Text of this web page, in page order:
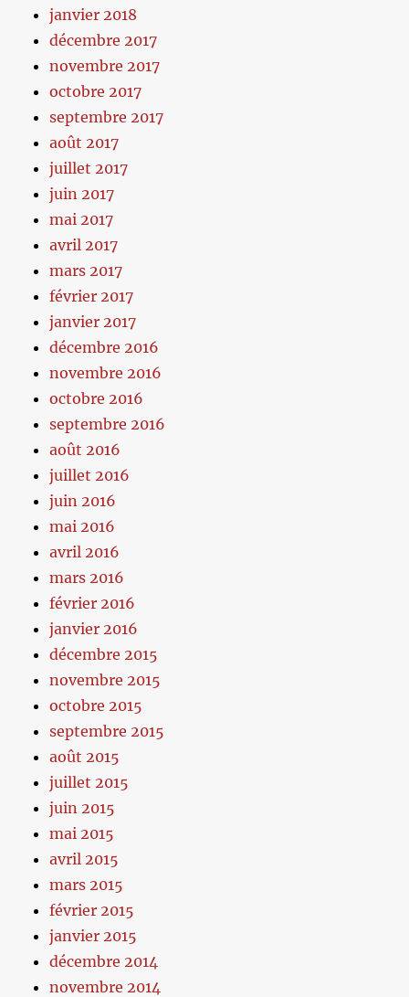
janvier 2018
décembre 2017
novembre 2017
octobre 2017
septembre 2017
août 2017
juillet 2017
juin 2017
mai 2017
avril 2017
mars 2017
février 2017
janvier 2017
décembre 2016
novembre 2016
octobre 2016
septembre 2016
août 2016
juillet 2016
juin 2016
mai 2016
avril 2016
mars 2016
février 2016
janvier 2016
décembre 2015
novembre 2015
octobre 2015
septembre 2015
août 2015
juillet 2015
juin 2015
mai 2015
avril 2015
mars 2015
février 2015
janvier 2015
décembre 2014
novembre 2014